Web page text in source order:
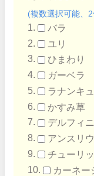
(複数選択可能、
バラ
ユリ
ひまわり
ガーベラ
ラナンキ
かすみ草
デルフィ
アンスリ
チューリ
カーネー